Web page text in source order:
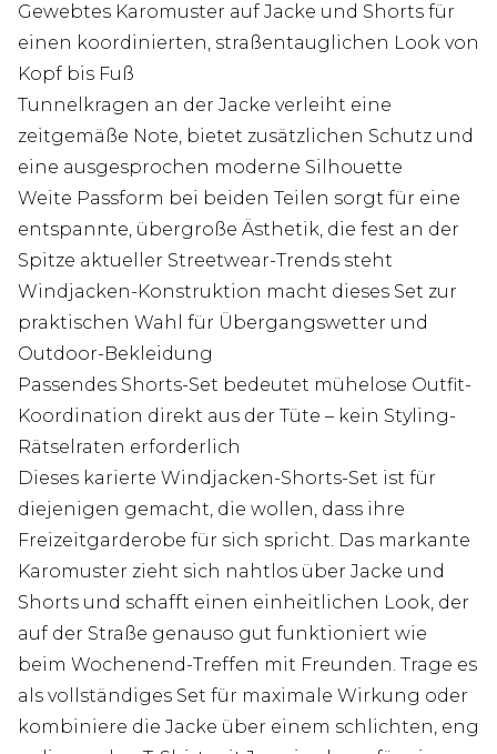
Gewebtes Karomuster auf Jacke und Shorts für
einen koordinierten, straßentauglichen Look von
Kopf bis Fuß
Tunnelkragen an der Jacke verleiht eine
zeitgemäße Note, bietet zusätzlichen Schutz und
eine ausgesprochen moderne Silhouette
Weite Passform bei beiden Teilen sorgt für eine
entspannte, übergroße Ästhetik, die fest an der
Spitze aktueller Streetwear-Trends steht
Windjacken-Konstruktion macht dieses Set zur
praktischen Wahl für Übergangswetter und
Outdoor-Bekleidung
Passendes Shorts-Set bedeutet mühelose Outfit-
Koordination direkt aus der Tüte – kein Styling-
Rätselraten erforderlich
Dieses karierte Windjacken-Shorts-Set ist für
diejenigen gemacht, die wollen, dass ihre
Freizeitgarderobe für sich spricht. Das markante
Karomuster zieht sich nahtlos über Jacke und
Shorts und schafft einen einheitlichen Look, der
auf der Straße genauso gut funktioniert wie
beim Wochenend-Treffen mit Freunden. Trage es
als vollständiges Set für maximale Wirkung oder
kombiniere die Jacke über einem schlichten, eng